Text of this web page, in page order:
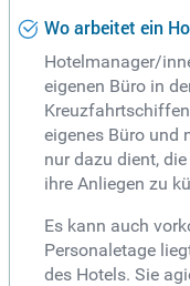
Wo arbeitet ein
Hotelmanager/
eigenen Büro in
eigenes Büro und
nur dazu dient,
ihre Anliegen zu
Es kann auch
Personaletage
des Hotels. Sie